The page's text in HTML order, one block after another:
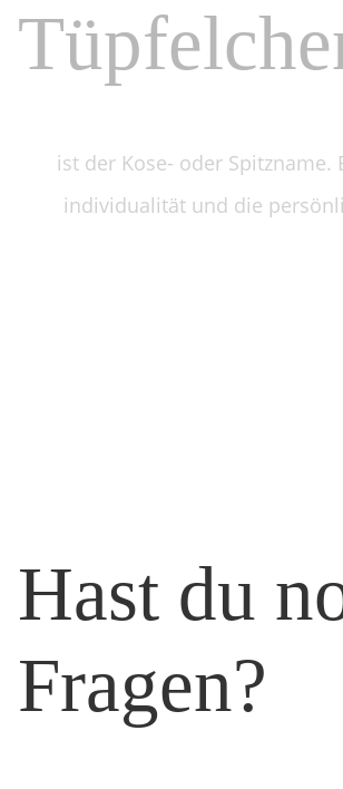
ist der Kose- oder Spitzname.
individualität und die
Hast du
Fragen?